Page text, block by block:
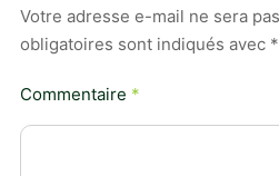
Votre adresse e-mail ne sera
obligatoires sont indiqués avec *
Commentaire *